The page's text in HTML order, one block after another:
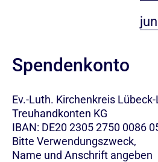
Spendenkonto
Ev.-Luth. Kirchenkreis
Treuhandkonten KG
IBAN: DE20 2305 2750 0086
Bitte Verwendungszweck,
Name und Anschrift angeben